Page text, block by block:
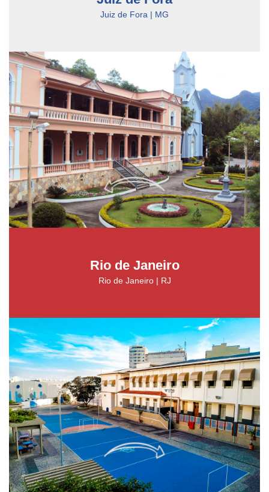
Juiz de Fora | MG
Rio de Janeiro
Rio de Janeiro | RJ